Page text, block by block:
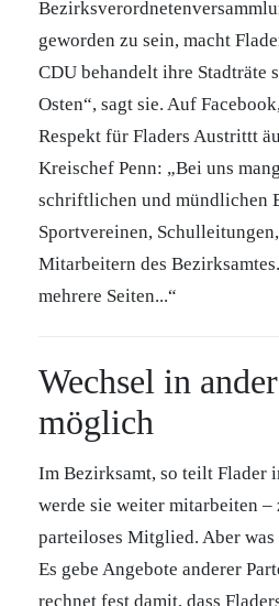
geworden zu sein, macht
CDU behandelt ihre Stadträte
Osten“, sagt sie. Auf
Respekt für Fladers Austrittt
Kreischef Penn: „Bei uns
schriftlichen und mündlichen
Sportvereinen,
Mitarbeitern des
mehrere Seiten...“
Wechsel in
möglich
Im Bezirksamt, so teilt Flader
werde sie weiter mitarbeiten –
parteiloses Mitglied. Aber was
Es gebe Angebote anderer
rechnet fest damit, dass